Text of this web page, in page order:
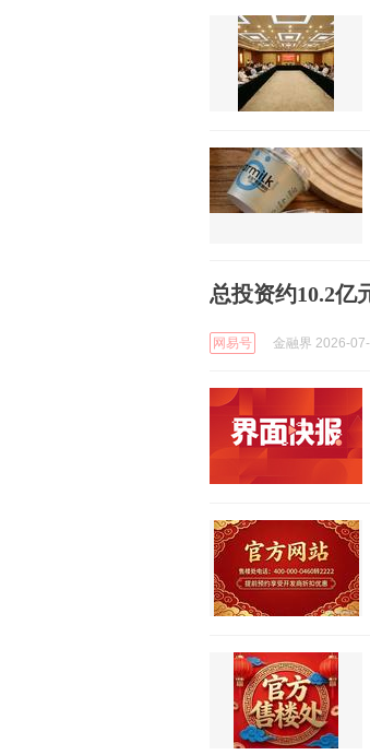
总投资约10.2亿
网易号 金融界 2026-